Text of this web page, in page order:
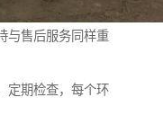
与售后服务同样重
定期检查，每个环